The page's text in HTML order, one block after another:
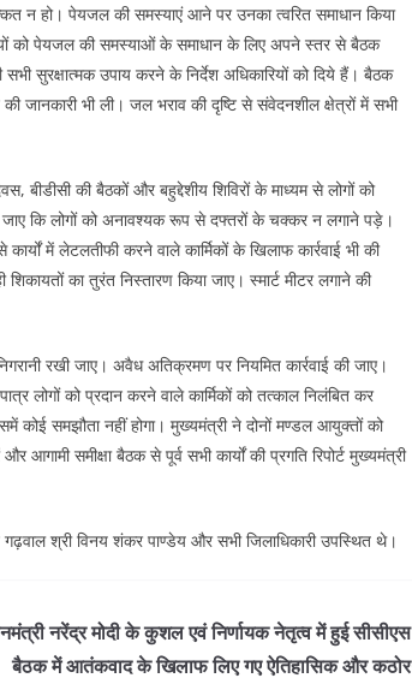
न हो। पेयजल की समस्याएं आने पर उनका त्वरित समाधान किया
को पेयजल की समस्याओं के समाधान के लिए अपने स्तर से बैठक
सुरक्षात्मक उपाय करने के निर्देश अधिकारियों को दिये हैं। बैठक
की जानकारी भी ली। जल भराव की दृष्टि से संवेदनशील क्षेत्रों में सभी
बीडीसी की बैठकों और बहुद्देशीय शिविरों के माध्यम से लोगों को
कि लोगों को अनावश्यक रूप से दफ्तरों के चक्कर न लगाने पड़े।
में लेटलतीफी करने वाले कार्मिकों के खिलाफ कार्रवाई भी की
शिकायतों का तुरंत निस्तारण किया जाए। स्मार्ट मीटर लगाने की
रखी जाए। अवैध अतिक्रमण पर नियमित कार्रवाई की जाए।
लोगों को प्रदान करने वाले कार्मिकों को तत्काल निलंबित कर
कोई समझौता नहीं होगा। मुख्यमंत्री ने दोनों मण्डल आयुक्तों को
समीक्षा बैठक से पूर्व सभी कार्यों की प्रगति रिपोर्ट मुख्यमंत्री
श्री विनय शंकर पाण्डेय और सभी जिलाधिकारी उपस्थित थे।
नरेंद्र मोदी के कुशल एवं निर्णायक नेतृत्व में हुई सीसीएस
बैठक में आतंकवाद के खिलाफ लिए गए ऐतिहासिक और कठोर